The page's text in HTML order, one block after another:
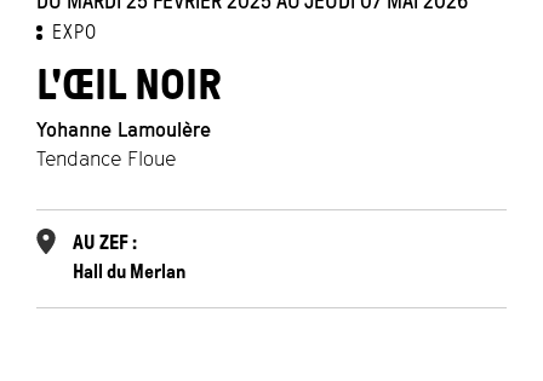
EXPO
L'ŒIL NOIR
Yohanne Lamoulère
Tendance Floue
AU ZEF :
Hall du Merlan